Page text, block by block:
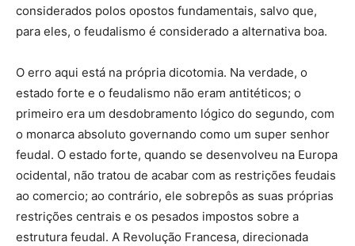
considerados polos opostos fundamentais, salvo que,
para eles, o feudalismo é considerado a alternativa boa.
O erro aqui está na própria dicotomia. Na verdade, o
estado forte e o feudalismo não eram antitéticos; o
primeiro era um desdobramento lógico do segundo, com
o monarca absoluto governando como um super senhor
feudal. O estado forte, quando se desenvolveu na Europa
ocidental, não tratou de acabar com as restrições feudais
ao comercio; ao contrário, ele sobrepôs as suas próprias
restrições centrais e os pesados impostos sobre a
estrutura feudal. A Revolução Francesa, direcionada